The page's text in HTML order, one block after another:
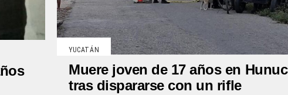
YUCATÁN
Muere joven de 17 años en
tras dispararse con un rifle